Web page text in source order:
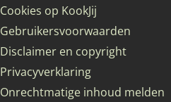
Cookies op KookJij
Gebruikersvoorwaarden
Disclaimer en copyright
Privacyverklaring
Onrechtmatige inhoud melden